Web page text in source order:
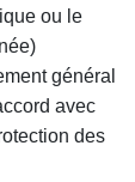
ou le
général
avec
des